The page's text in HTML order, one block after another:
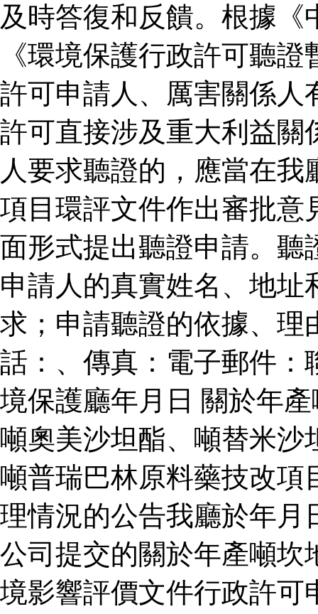
及時答復和反饋。根據
《環境保護行政許可聽
許可申請人、厲害關係人
許可直接涉及重大利益關
人要求聽證的，應當在
項目環評文件作出審批意
面形式提出聽證申請。聽
申請人的真實姓名、地
求；申請聽證的依據、理
話：、傳真：電子郵件：
境保護廳年月日 關於年
噸奧美沙坦酯、噸替米沙
噸普瑞巴林原料藥技改項
理情況的公告我廳於年月
公司提交的關於年產噸坎
境影響評價文件行政許可